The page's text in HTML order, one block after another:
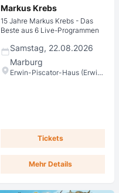
Markus Krebs
15 Jahre Markus Krebs - Das
Beste aus 6 Live-Programmen
Samstag, 22.08.2026
Marburg
Erwin-Piscator-Haus (Erwin-Piscator-Haus Saal)
Tickets
Mehr Details